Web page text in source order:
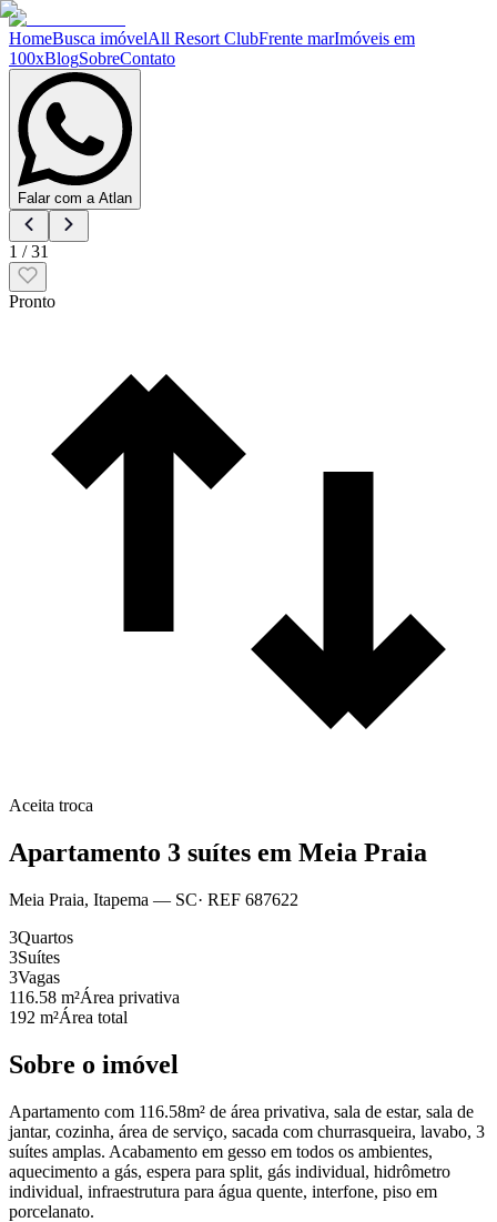
HomeBusca imóvelAll Resort ClubFrente marImóveis em
100xBlogSobreContato
Falar com a Atlan
1 /31
Pronto
Aceita troca
Apartamento 3 suítes em Meia Praia
Meia Praia, Itapema — SC· REF 687622
3Quartos
3Suítes
3Vagas
116.58 m²Área privativa
192 m²Área total
Sobre o imóvel
Apartamento com 116.58m² de área privativa, sala de estar, sala de
jantar, cozinha, área de serviço, sacada com churrasqueira, lavabo, 3
suítes amplas. Acabamento em gesso em todos os ambientes,
aquecimento a gás, espera para split, gás individual, hidrômetro
individual, infraestrutura para água quente, interfone, piso em
porcelanato.